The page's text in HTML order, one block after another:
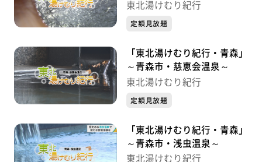
東北湯けむり紀行
定額見放題
「東北湯けむり紀行・青森」
～青森市・慈恵会温泉～
東北湯けむり紀行
定額見放題
「東北湯けむり紀行・青森」
～青森市・浅虫温泉～
東北湯けむり紀行